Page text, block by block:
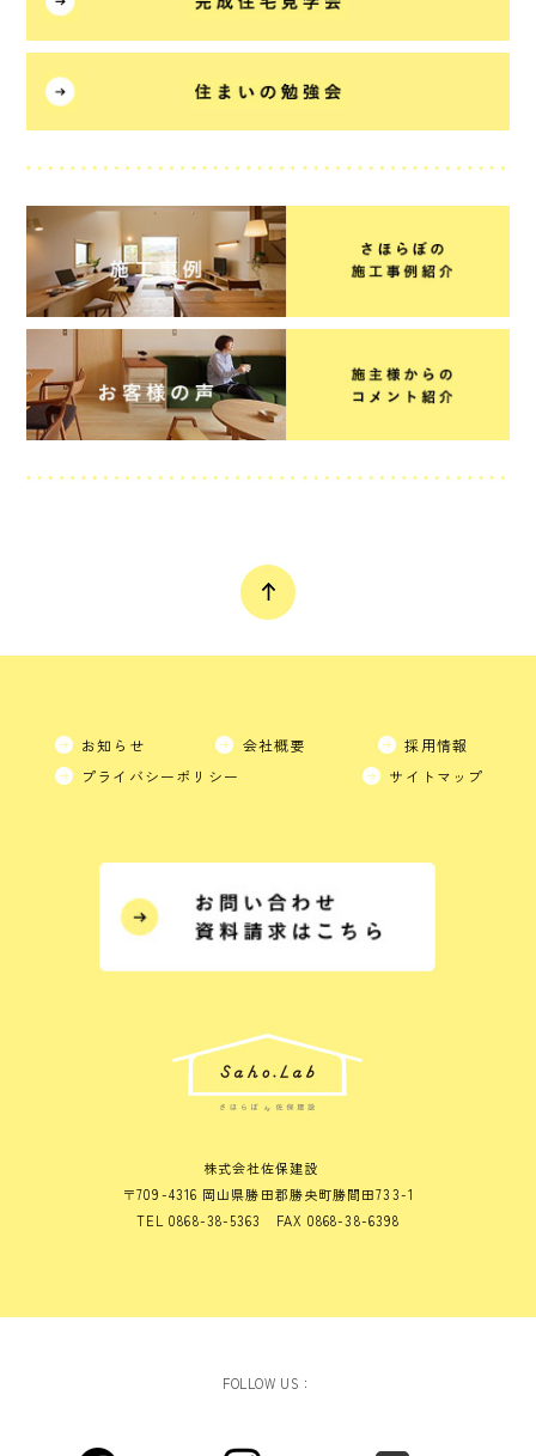
お知らせ 会社概要
採用情報
プライバシーポリシー
サイトマップ
株式会社佐保建設
〒709-4316 岡山県勝田郡勝央町勝間田733-1
TEL 0868-38-5363 FAX 0868-38-6398
FOLLOW US：